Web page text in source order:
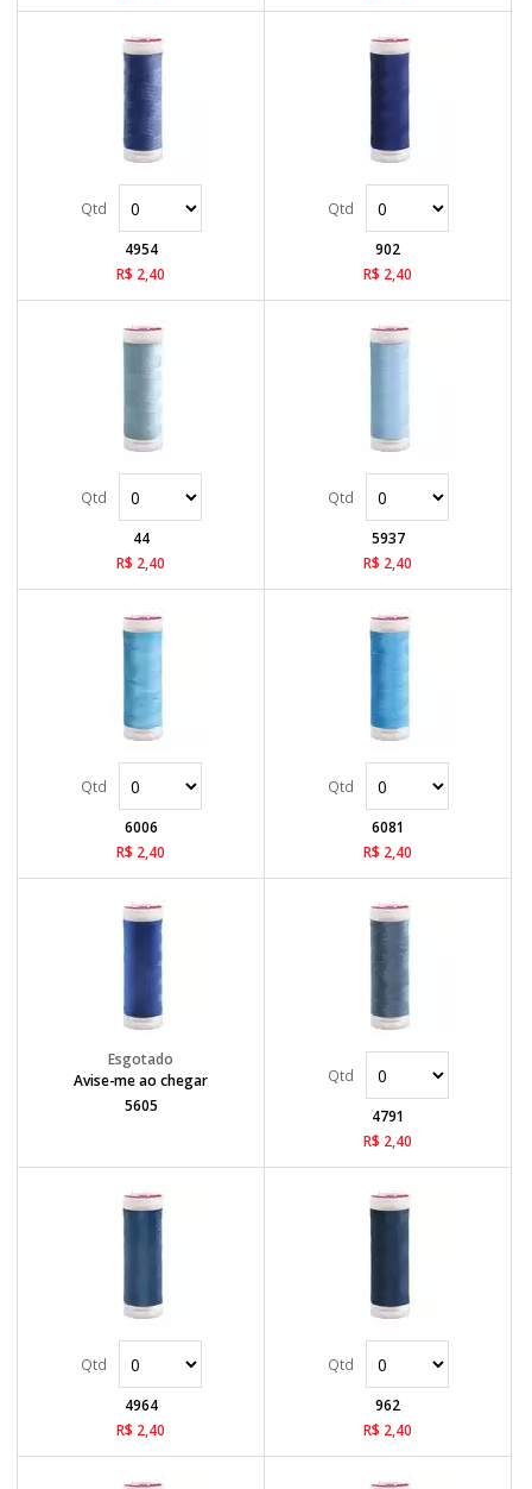
4954
R$ 2,40
902
R$ 2,40
44
R$ 2,40
5937
R$ 2,40
6006
R$ 2,40
6081
R$ 2,40
Avise-me ao chegar
5605
4791
R$ 2,40
4964
R$ 2,40
962
R$ 2,40